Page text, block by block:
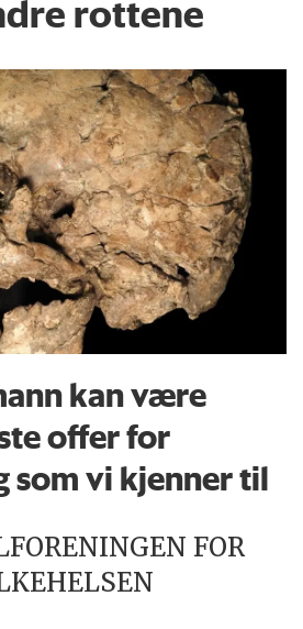
rottene
kan være
offer for
som vi kjenner til
FOR